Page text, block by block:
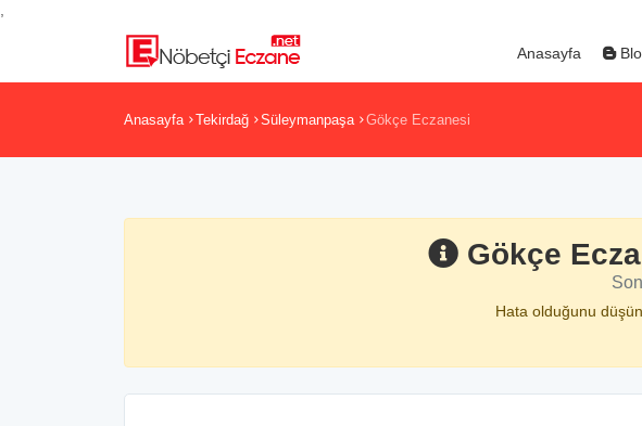
Anasayfa
Anasayfa Tekirdağ Süleymanpaşa Gökçe Eczanesi
Gökçe
Hata olduğunu